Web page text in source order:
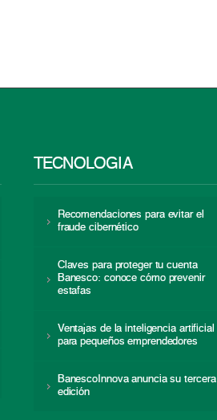
TECNOLOGÍA
Recomendaciones para evitar el
fraude cibernético
Claves para proteger tu cuenta
Banesco: conoce cómo prevenir
estafas
Ventajas de la inteligencia artificial
para pequeños emprendedores
BanescoInnova anuncia su tercera
edición